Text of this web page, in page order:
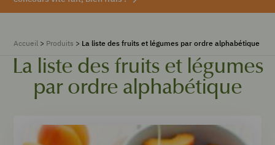
Accueil > Produits > La liste des fruits et légumes par ordre alphabétique
La liste des fruits et légumes
par ordre alphabétique